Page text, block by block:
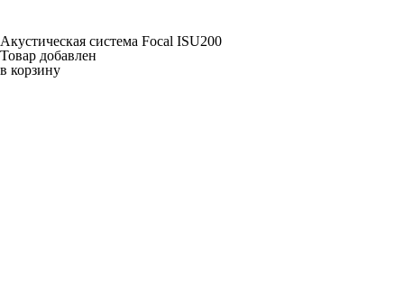
Акустическая система Focal ISU200
Товар добавлен
в корзину